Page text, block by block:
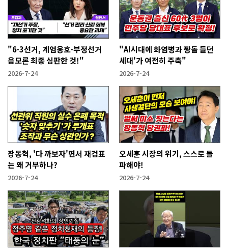
"6·3선거, 계엄옹호·부정선거
음모론 최종 심판한 것!"
2026-7-24
"AI시대에 화염병과 짱돌 들던
세대'가 여전히 주축"
2026-7-24
장동혁, '다 까보자'면서 재검표
는 왜 거부하나?
2026-7-24
오세훈 시장의 위기, 스스로 돌
파해야!
2026-7-24